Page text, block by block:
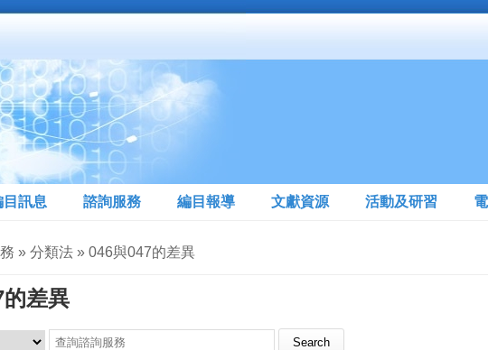
訊息 諮詢服務 編目報導 文獻資源 活動及研習
» 分類法 » 046與047的差異
差異
Search this site